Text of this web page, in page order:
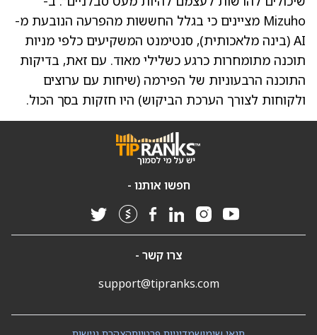
Mizuho מציינים כי בגלל החששות מהפרעה הנובעת מ-
AI (בינה מלאכותית), סנטימנט המשקיעים כלפי מניות
תוכנה מתומחרות כרגע כשלילי מאוד. עם זאת, בדיקות
התוכנה הרבעוניות של הפירמה (שיחות עם ערוצים
ולקוחות לצורך הערכת הביקוש) היו חזקות בסך הכול.
חפשו אותנו -
צרו קשר -
support@tipranks.com